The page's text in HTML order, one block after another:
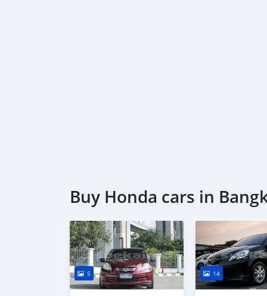
Buy Honda cars in
5 14